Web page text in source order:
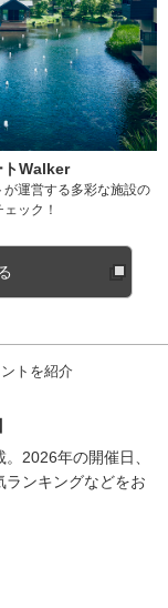
トWalker
が運営する多彩な施設の
ック！
トを紹介
2026年の開催日、
ランキングなどをお